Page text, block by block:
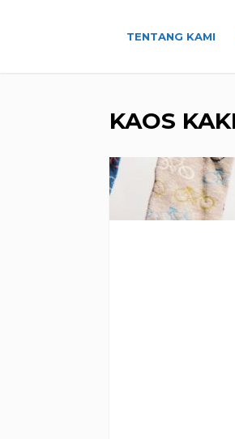
TENTANG KAMI
KAOS